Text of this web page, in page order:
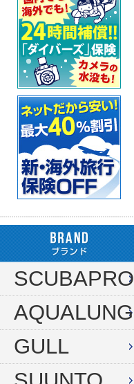
防水アイテム
その他
シャフトアクセサリー
スリングゴム
モリ先
ウィッシュボン
ライン
バンジー
リール
パーツ・アクセサリー
フロート
ストリンガー
ラインワインダー
手モリ・パラライザー
手モリアクセサリー
スカリ・網
超音波洗浄機
超音波洗浄機
アクセサリー・その他
その他
オクトパスインフレーター
（AIR-2等）
インフレーター
セット
ブーツ
グローブ
セット
フード・ベスト
ボートコート
キャスター・キャリーバッグ
ハードケース
ウォータープルーフバッグ
ペリカンケース
レギュレターバッグ
スーツバッグ
その他
ナイフ
カラビナ・フック
ホース、ゲージ、オクトパス
ホルダー
スレート
指示棒
マスク曇り止め
ベル・シェーカー
リール
その他
水中ライト
ウェイト
セーフティーグッズ
フロート・シグナルブイ
ホーン・ブザー
ライフジャケット
アクセサリー・その他
タンク
簡易潜水器具
水中銃(スピアガン)・手モリ関
その他
BC（インフレーター含む）オ
ーバーホール
タンク耐圧検査
タンクバルブ オーバーホール
ダイブコンピューター バッテ
リー交換
エアチャージ
キッズ用ウェットスーツ
重器材セット
スノーケリング3点セット
スノーケリングセット
レギュレター
BCジャケット
ゲージ
オクトパス
ダイブコンピューター
タンク（4・8・10L）
タンク（12・14L）
タンク（250気圧）
タンク（300気圧）
マスク
SCUBAPRO
AQUALUNG
GULL